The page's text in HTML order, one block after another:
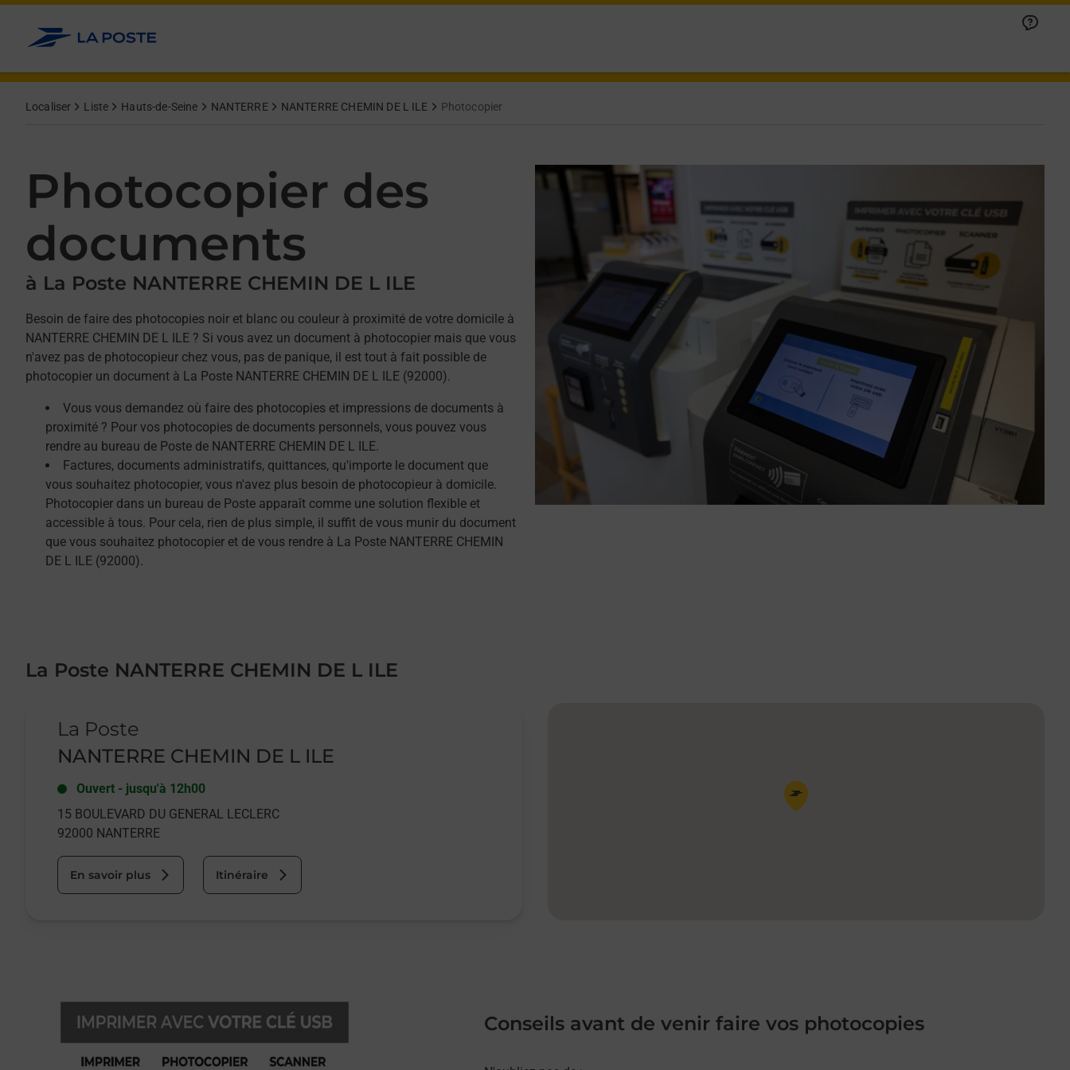
Allez au contenu
Localiser Liste Hauts-de-Seine NANTERRE NANTERRE CHEMIN DE L ILE Photocopier
Photocopier des
documents
à La Poste NANTERRE CHEMIN DE L ILE
Besoin de faire des photocopies noir et blanc ou couleur à proximité de votre domicile à
NANTERRE CHEMIN DE L ILE ? Si vous avez un document à photocopier mais que vous
n'avez pas de photocopieur chez vous, pas de panique, il est tout à fait possible de
photocopier un document à La Poste NANTERRE CHEMIN DE L ILE (92000).
Vous vous demandez où faire des photocopies et impressions de documents à
proximité ? Pour vos photocopies de documents personnels, vous pouvez vous
rendre au bureau de Poste de NANTERRE CHEMIN DE L ILE.
Factures, documents administratifs, quittances, qu'importe le document que
vous souhaitez photocopier, vous n'avez plus besoin de photocopieur à domicile.
Photocopier dans un bureau de Poste apparaît comme une solution flexible et
accessible à tous. Pour cela, rien de plus simple, il suffit de vous munir du document
que vous souhaitez photocopier et de vous rendre à La Poste NANTERRE CHEMIN
DE L ILE (92000).
La Poste NANTERRE CHEMIN DE L ILE
La Poste
NANTERRE CHEMIN DE L ILE
Ouvert - jusqu'à 12h00
15 BOULEVARD DU GENERAL LECLERC
92000 NANTERRE
En savoir plus Itinéraire
Pin de la carte
Conseils avant de venir faire vos photocopies
Afficher ou masquer la réponse
Afficher ou masquer la réponse
Afficher ou masquer la réponse